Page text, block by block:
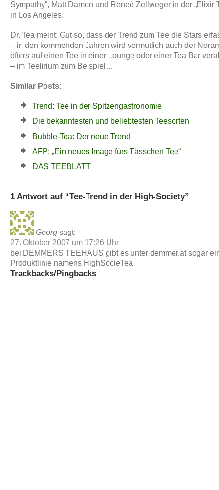
Sympathy“, Matt Damon und Reneé Zellweger in der „Elixir
in Los Angeles.
Dr. Tea meint: Gut so, dass der Trend zum Tee die Stars
– in den kommenden Jahren wird vermutlich auch der
öfters auf einen Tee in einer Lounge oder einer Tea Bar
– im Teelirium zum Beispiel…
Similar Posts:
Trend: Tee in der Spitzengastronomie
Die bekanntesten und beliebtesten Teesorten
Bubble-Tea: Der neue Trend
AFP: „Ein neues Image fürs Tässchen Tee“
DAS TEEBLATT
1 Antwort auf “Tee-Trend in der High-Society”
Georg sagt:
27. Oktober 2007 um 17:26 Uhr
bei DEMMERS TEEHAUS gibt es unter demmer.at sogar
Produktlinie namens HighSocieTea
Trackbacks/Pingbacks